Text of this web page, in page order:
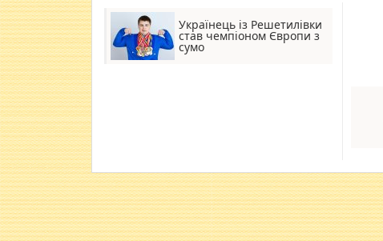
Українець із Решетилівки
став чемпіоном Європи з
сумо